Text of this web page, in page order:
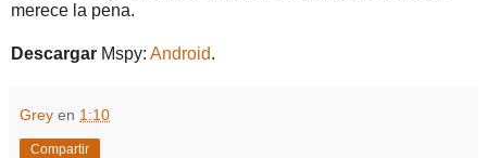
merece la pena.
Descargar Mspy: Android.
Grey en 1:10
Compartir